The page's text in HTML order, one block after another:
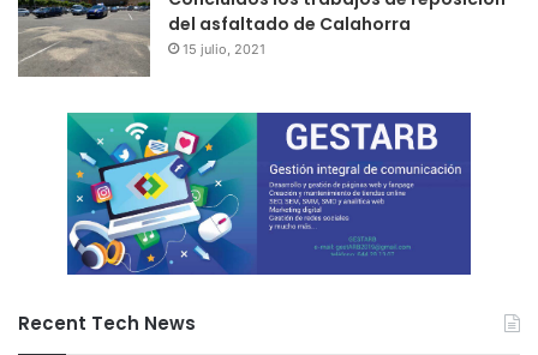
del asfaltado de Calahorra
15 julio, 2021
Recent Tech News